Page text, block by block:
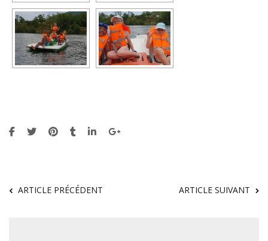
ARTICLE PRÉCÉDENT ARTICLE SUIVANT